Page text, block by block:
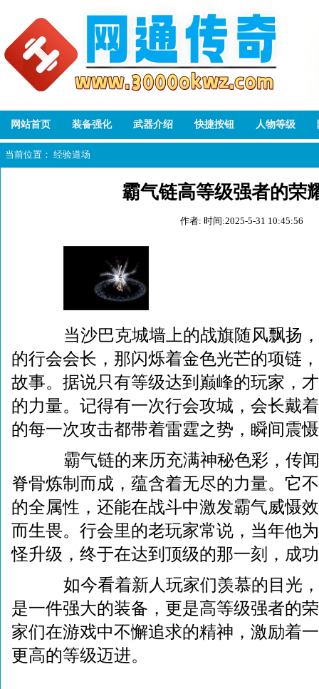
网站首页 装备强化 武器介绍 快捷按钮 人物等级
当前位置： 经验道场
霸气链高等级强者的荣
作者: 时间:2025-5-31 10:45:56
当沙巴克城墙上的战旗随风飘扬，
的行会会长，那闪烁着金色光芒的项链
故事。据说只有等级达到巅峰的玩家，
的力量。记得有一次行会攻城，会长戴
的每一次攻击都带着雷霆之势，瞬间震
霸气链的来历充满神秘色彩，传闻
脊骨炼制而成，蕴含着无尽的力量。它
的全属性，还能在战斗中激发霸气威慑
而生畏。行会里的老玩家常说，当年他
怪升级，终于在达到顶级的那一刻，成
如今看着新人玩家们羡慕的目光，
是一件强大的装备，更是高等级强者的
家们在游戏中不懈追求的精神，激励着
更高的等级迈进。